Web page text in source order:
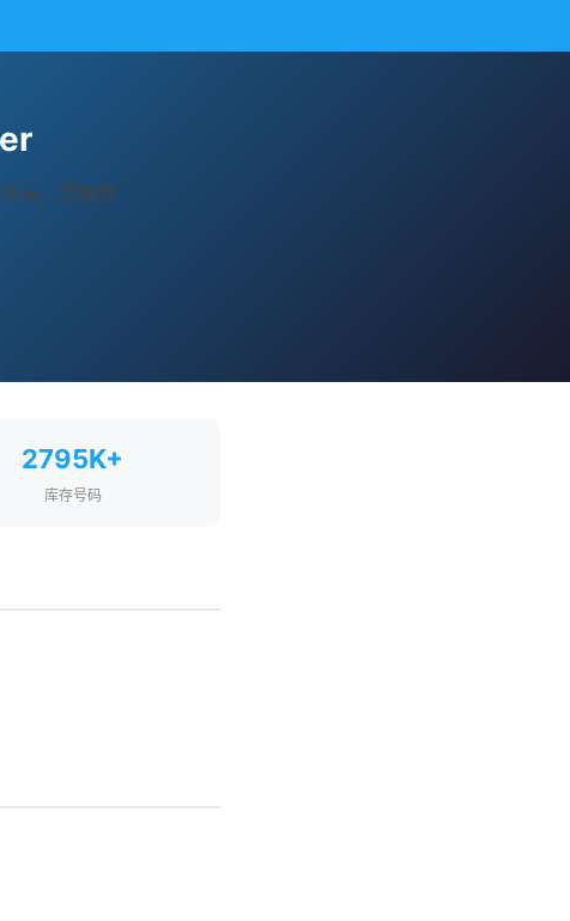
声。品牌传
2795K+
库存号码